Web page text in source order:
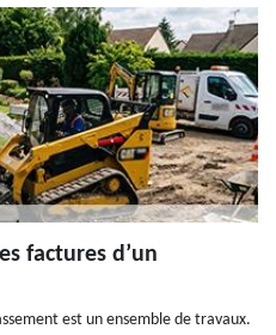
factures d’un
est un ensemble de travaux.